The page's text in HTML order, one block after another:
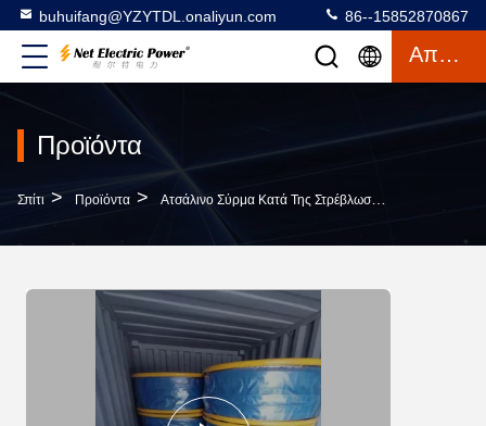
buhuifang@YZYTDL.onaliyun.com 86--15852870867
Απόσπασμα
Προϊόντα
Σπίτι > Προϊόντα > Ατσάλινο Σύρμα Κατά Της Στρέβλωσης